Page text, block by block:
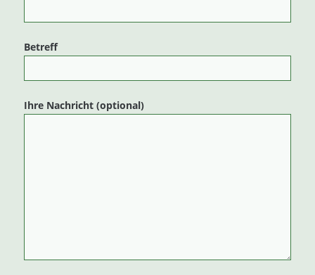
Betreff
Ihre Nachricht (optional)